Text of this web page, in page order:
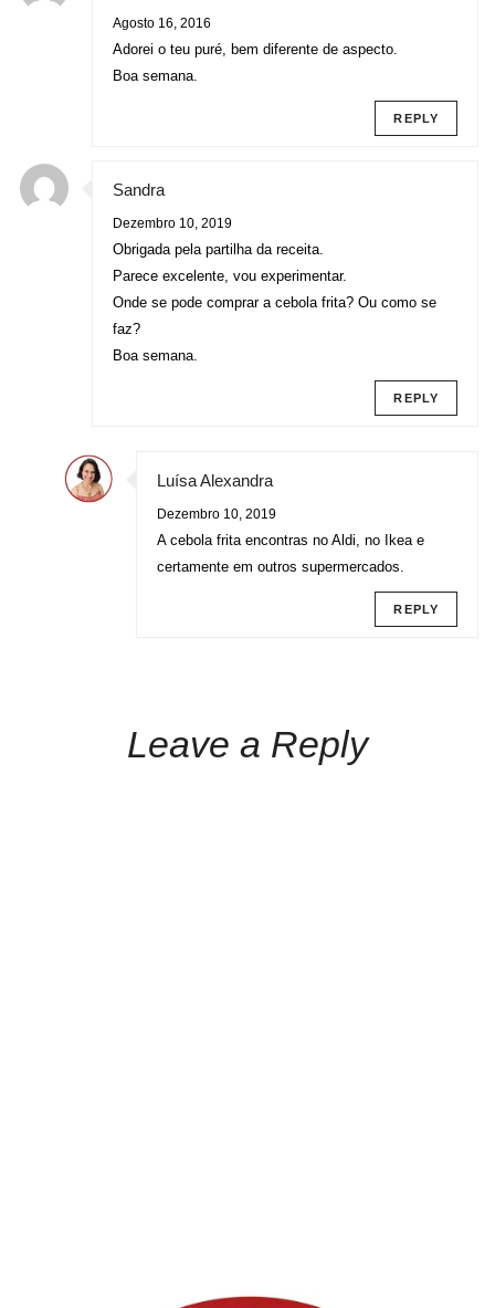
Agosto 16, 2016
Adorei o teu puré, bem diferente de aspecto.
Boa semana.
REPLY
Sandra
Dezembro 10, 2019
Obrigada pela partilha da receita.
Parece excelente, vou experimentar.
Onde se pode comprar a cebola frita? Ou como se
faz?
Boa semana.
REPLY
Luísa Alexandra
Dezembro 10, 2019
A cebola frita encontras no Aldi, no Ikea e
certamente em outros supermercados.
REPLY
Leave a Reply